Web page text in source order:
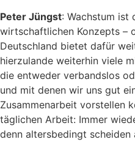
Peter Jüngst: Wachstum ist
wirtschaftlichen Konzepts –
Deutschland bietet dafür
hierzulande weiterhin viele
die entweder verbandslos
und mit denen wir uns gut
Zusammenarbeit vorstellen
täglichen Arbeit: Immer
denn altersbedingt scheiden